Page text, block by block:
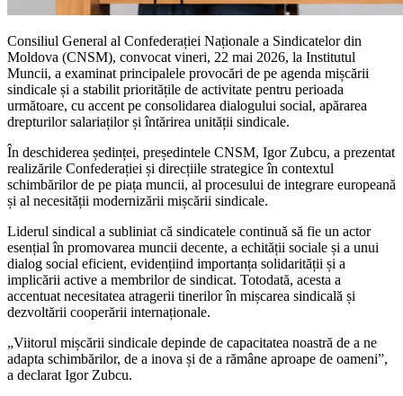
Consiliul General al Confederației Naționale a Sindicatelor din
Moldova (CNSM), convocat vineri, 22 mai 2026, la Institutul
Muncii, a examinat principalele provocări de pe agenda mișcării
sindicale și a stabilit prioritățile de activitate pentru perioada
următoare, cu accent pe consolidarea dialogului social, apărarea
drepturilor salariaților și întărirea unității sindicale.
În deschiderea ședinței, președintele CNSM, Igor Zubcu, a prezentat
realizările Confederației și direcțiile strategice în contextul
schimbărilor de pe piața muncii, al procesului de integrare europeană
și al necesității modernizării mișcării sindicale.
Liderul sindical a subliniat că sindicatele continuă să fie un actor
esențial în promovarea muncii decente, a echității sociale și a unui
dialog social eficient, evidențiind importanța solidarității și a
implicării active a membrilor de sindicat. Totodată, acesta a
accentuat necesitatea atragerii tinerilor în mișcarea sindicală și
dezvoltării cooperării internaționale.
„Viitorul mișcării sindicale depinde de capacitatea noastră de a ne
adapta schimbărilor, de a inova și de a rămâne aproape de oameni”,
a declarat Igor Zubcu.